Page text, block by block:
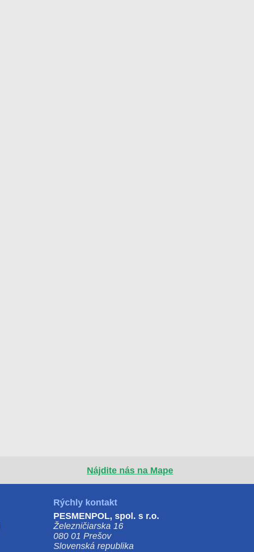
Nájdite nás na Mape
Rýchly kontakt
PESMENPOL, spol. s r.o.
Železničiarska 16
080 01 Prešov
Slovenská republika